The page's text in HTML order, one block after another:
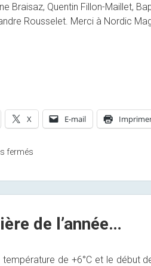
Braisaz, Quentin Fillon-Maillet,
Rousselet. Merci à Nordic
X E-mail
fermés
de l’année…
température de +6°C et le début